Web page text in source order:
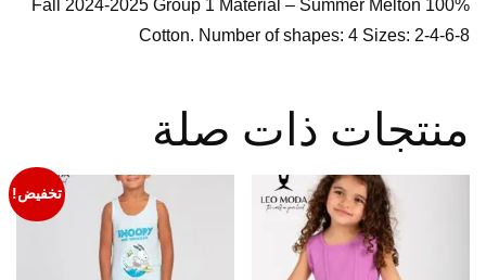
Fall 2024-2025 Group 1 Material – Summer Melton 100%
Cotton. Number of shapes: 4 Sizes: 2-4-6-8
منتجات ذات صلة
تخفيض!